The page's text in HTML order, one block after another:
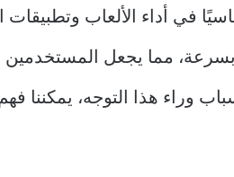
بسرعة، مما يجعل
وراء هذا التوجه، يمكننا